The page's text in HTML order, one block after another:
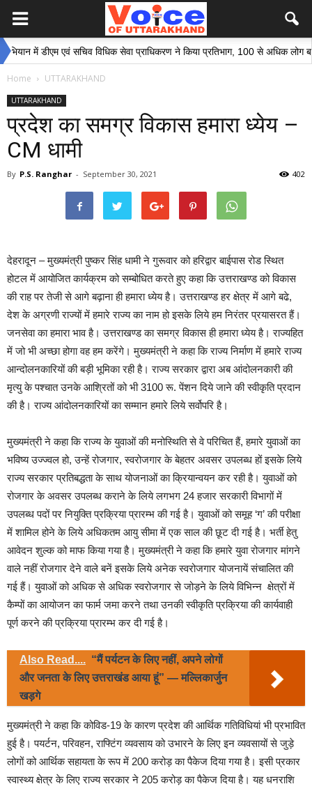
डीएम एवं सचिव विधिक सेवा प्राधिकरण ने किया प्रतिभाग, 100 से अधिक लोग बने इस
Home UTTARAKHAND
UTTARAKHAND
प्रदेश का समग्र विकास हमारा ध्येय –
CM धामी
By P.S. Ranghar - September 30, 2021 402
देहरादून – मुख्यमंत्री पुष्कर सिंह धामी ने गुरूवार को हरिद्वार बाईपास रोड स्थित
होटल में आयोजित कार्यक्रम को सम्बोधित करते हुए कहा कि उत्तराखण्ड को विकास
की राह पर तेजी से आगे बढ़ाना ही हमारा ध्येय है। उत्तराखण्ड हर क्षेत्र में आगे बढे,
देश के अग्रणी राज्यों में हमारे राज्य का नाम हो इसके लिये हम निरंतर प्रयासरत हैं।
जनसेवा का हमारा भाव है। उत्तराखण्ड का समग्र विकास ही हमारा ध्येय है। राज्यहित
में जो भी अच्छा होगा वह हम करेंगे। मुख्यमंत्री ने कहा कि राज्य निर्माण में हमारे राज्य
आन्दोलनकारियों की बड़ी भूमिका रही है। राज्य सरकार द्वारा अब आंदोलनकारी की
मृत्यु के पश्चात उनके आश्रितों को भी 3100 रू. पेंशन दिये जाने की स्वीकृति प्रदान
की है। राज्य आंदोलनकारियों का सम्मान हमारे लिये सर्वोपरि है।
मुख्यमंत्री ने कहा कि राज्य के युवाओं की मनोस्थिति से वे परिचित हैं, हमारे युवाओं का
भविष्य उज्ज्वल हो, उन्हें रोजगार, स्वरोजगार के बेहतर अवसर उपलब्ध हों इसके लिये
राज्य सरकार प्रतिबद्धता के साथ योजनाओं का क्रियान्वयन कर रही है। युवाओं को
रोजगार के अवसर उपलब्ध कराने के लिये लगभग 24 हजार सरकारी विभागों में
उपलब्ध पदों पर नियुक्ति प्रक्रिया प्रारम्भ की गई है। युवाओं को समूह ‘ग’ की परीक्षा
में शामिल होने के लिये अधिकतम आयु सीमा में एक साल की छूट दी गई है। भर्ती हेतु
आवेदन शुल्क को माफ किया गया है। मुख्यमंत्री ने कहा कि हमारे युवा रोजगार मांगने
वाले नहीं रोजगार देने वाले बनें इसके लिये अनेक स्वरोजगार योजनायें संचालित की
गई हैं। युवाओं को अधिक से अधिक स्वरोजगार से जोड़ने के लिये विभिन्न क्षेत्रों में
कैम्पों का आयोजन का फार्म जमा करने तथा उनकी स्वीकृति प्रक्रिया की कार्यवाही
पूर्ण करने की प्रक्रिया प्रारम्भ कर दी गई है।
Also Read.... “मैं पर्यटन के लिए नहीं, अपने लोगों
और जनता के लिए उत्तराखंड आया हूं” — मल्लिकार्जुन
खड़गे
मुख्यमंत्री ने कहा कि कोविड-19 के कारण प्रदेश की आर्थिक गतिविधियां भी प्रभावित
हुई है। पयर्टन, परिवहन, राफ्टिंग व्यवसाय को उभारने के लिए इन व्यवसायों से जुड़े
लोगों को आर्थिक सहायता के रूप में 200 करोड़ का पैकेज दिया गया है। इसी प्रकार
स्वास्थ्य क्षेत्र के लिए राज्य सरकार ने 205 करोड़ का पैकेज दिया है। यह धनराशि